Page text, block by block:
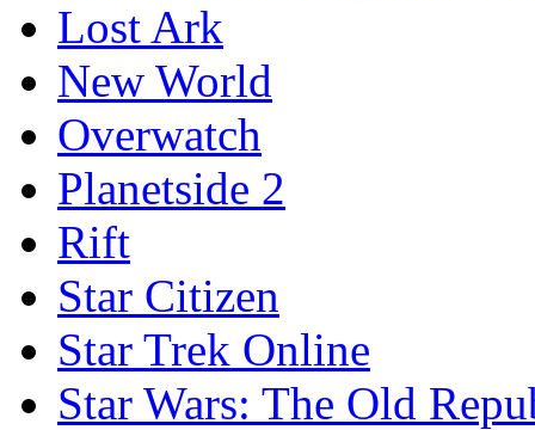
Lost Ark
New World
Overwatch
Planetside 2
Rift
Star Citizen
Star Trek Online
Star Wars: The Old